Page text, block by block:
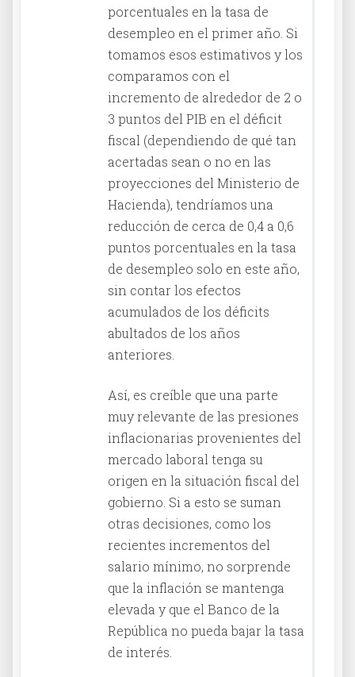
porcentuales en la tasa de
desempleo en el primer año. Si
tomamos esos estimativos y los
comparamos con el
incremento de alrededor de 2 o
3 puntos del PIB en el déficit
fiscal (dependiendo de qué tan
acertadas sean o no en las
proyecciones del Ministerio de
Hacienda), tendríamos una
reducción de cerca de 0,4 a 0,6
puntos porcentuales en la tasa
de desempleo solo en este año,
sin contar los efectos
acumulados de los déficits
abultados de los años
anteriores.
Así, es creíble que una parte
muy relevante de las presiones
inflacionarias provenientes del
mercado laboral tenga su
origen en la situación fiscal del
gobierno. Si a esto se suman
otras decisiones, como los
recientes incrementos del
salario mínimo, no sorprende
que la inflación se mantenga
elevada y que el Banco de la
República no pueda bajar la tasa
de interés.